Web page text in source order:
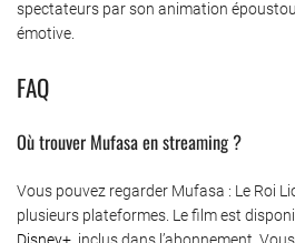
spectateurs par son animation
émotive.
FAQ
Où trouver Mufasa en streaming ?
Vous pouvez regarder Mufasa : Le Roi
plusieurs plateformes. Le film est
Disney+, inclus dans l’abonnement.